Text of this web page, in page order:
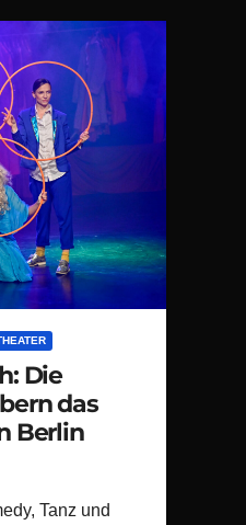
Die
das
Berlin
Tanz und